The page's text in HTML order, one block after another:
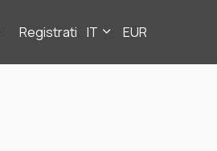
Registrati IT EUR